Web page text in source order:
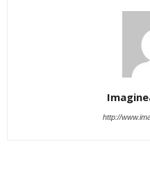
http://